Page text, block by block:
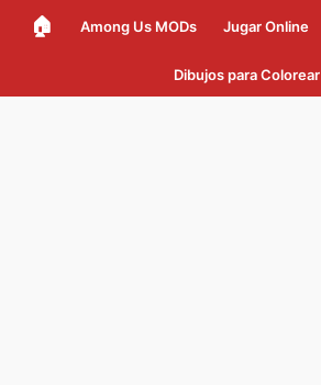
🏠 Among Us MODs Jugar Online
Dibujos para Colorear